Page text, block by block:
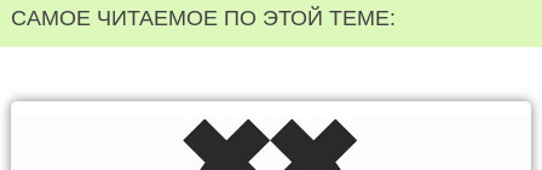
САМОЕ ЧИТАЕМОЕ ПО ЭТОЙ ТЕМЕ: